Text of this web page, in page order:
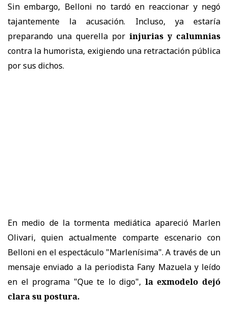
Sin embargo, Belloni no tardó en reaccionar y negó
tajantemente la acusación. Incluso, ya estaría
preparando una querella por injurias y calumnias
contra la humorista, exigiendo una retractación pública
por sus dichos.
En medio de la tormenta mediática apareció Marlen
Olivari, quien actualmente comparte escenario con
Belloni en el espectáculo "Marlenísima". A través de un
mensaje enviado a la periodista Fany Mazuela y leído
en el programa "Que te lo digo", la exmodelo dejó
clara su postura.